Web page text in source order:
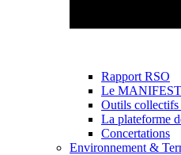
Rapport RSO
Le
Outils collectifs
La plateforme
Concertations
Environnement &